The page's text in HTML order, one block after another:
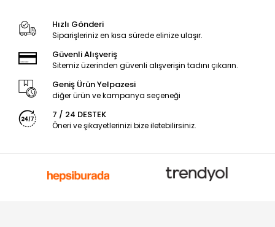
Hızlı Gönderi
Siparişleriniz en kısa sürede elinize ulaşır.
Güvenli Alışveriş
Sitemiz üzerinden güvenli alışverişin tadını çıkarın.
Geniş Ürün Yelpazesi
diğer ürün ve kampanya seçeneği
7 / 24 DESTEK
Öneri ve şikayetlerinizi bize iletebilirsiniz.